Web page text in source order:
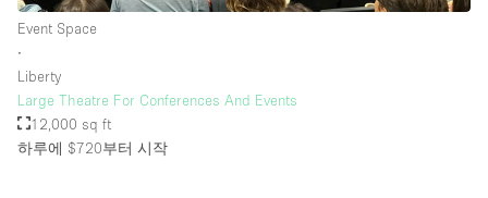
Event Space
∙
Liberty
Large Theatre For Conferences And Events
12,000 sq ft
하루에 $720부터 시작